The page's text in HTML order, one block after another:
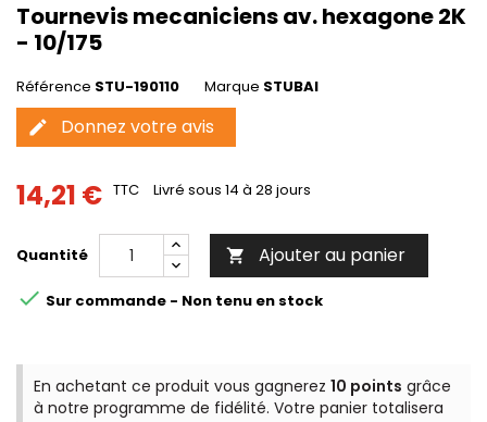
Tournevis mecaniciens av. hexagone 2K
- 10/175
Référence STU-190110 Marque STUBAI
edit Donnez votre avis
14,21 € TTC Livré sous 14 à 28 jours
Quantité  Ajouter au panier
 Sur commande - Non tenu en stock
En achetant ce produit vous gagnerez 10 points grâce
à notre programme de fidélité. Votre panier totalisera